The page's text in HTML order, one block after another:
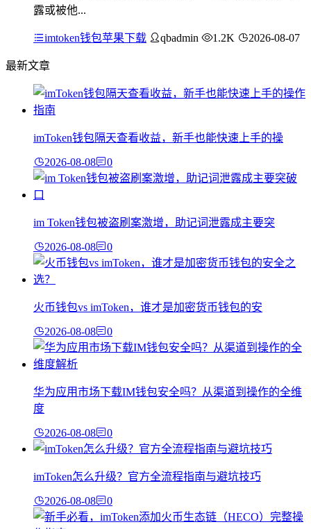
露或被他...
imtoken钱包苹果下载 qbadmin 1.2K 2026-08-07
最新文章
imToken钱包隔天查看收益，新手也能快速上手的操
2026-08-08 0
im Token钱包被盗刷案激增，助记词泄露成主要突
2026-08-08 0
火币钱包vs imToken，谁才是加密货币钱包的安
2026-08-08 0
华为应用市场下载IM钱包安全吗？从渠道到操作的全维
度
2026-08-08 0
imToken怎么升级？官方全流程指南与避坑技巧
2026-08-08 0